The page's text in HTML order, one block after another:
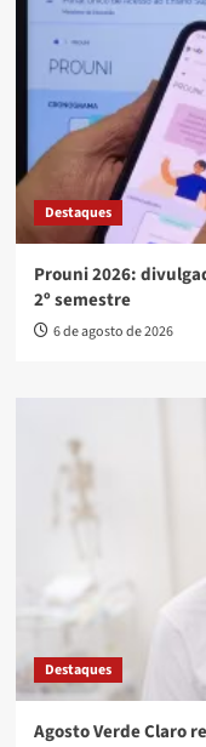
Destaques
Prouni 2026:
2º semestre
6 de agosto de 2026
Destaques
Agosto Verde Claro